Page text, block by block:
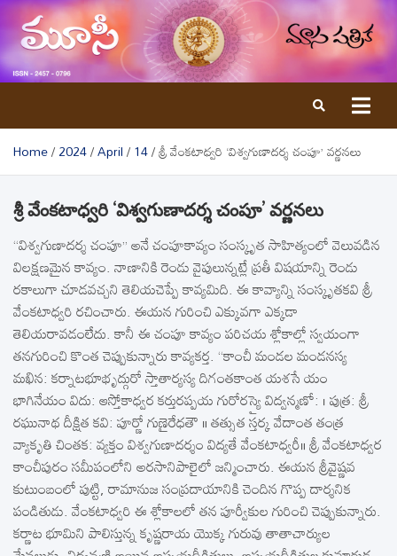
Skip
to
content
Home 2024 April 14 శ్రీ వేంకటాధ్వరి ‘విశ్వగుణాదర్శ చంపూ’ వర్ణనలు
శ్రీ వేంకటాధ్వరి ‘విశ్వగుణాదర్శ చంపూ’ వర్ణనలు
‘‘విశ్వగుణాదర్శ చంపూ’’ అనే చంపూకావ్యం సంస్కృత సాహిత్యంలో వెలువడిన
విలక్షణమైన కావ్యం. నాణానికి రెండు వైపులున్నట్లే ప్రతీ విషయాన్ని రెండు
రకాలుగా చూడవచ్చని తెలియచెప్పే కావ్యమిది. ఈ కావ్యాన్ని సంస్కృతకవి శ్రీ
వేంకటాధ్వరి రచించారు. ఈయన గురించి ఎక్కువగా ఎక్కడా
తెలియరావడంలేదు. కానీ ఈ చంపూ కావ్యం పరిచయ శ్లోకాల్లో స్వయంగా
తనగురించి కొంత చెప్పుకున్నారు కావ్యకర్త. ‘‘కాంచీ మండల మండనస్య
మఖిన: కర్నాటభూభృద్గురో స్తాతార్యస్య దిగంతకాంత యశసే యం
భాగినేయం విదు: ఆస్తోకాధ్వర కర్తురప్పయ గురోరస్యై విద్వన్మణో: । పుత్ర: శ్రీ
రఘునాథ దీక్షిత కవి: పూర్ణో గుణైరేధతౌ ॥ తత్సుత స్తర్క వేదాంత తంత్ర
వ్యాకృతి చింతక: వ్యక్తం విశ్వగుణాదర్శం విద్యతే వేంకటాధ్వరీ॥ శ్రీ వేంకటాధ్వర
కాంచీపురం సమీపంలోని అరసానిపాలైలో జన్మించారు. ఈయన శ్రీవైష్ణవ
కుటుంబంలో పుట్టి, రామానుజ సంప్రదాయానికి చెందిన గొప్ప దార్శనిక
పండితుడు. వేంకటాధ్వరి ఈ శ్లోకాలలో తన పూర్వీకుల గురించి చెప్పుకున్నారు.
కర్ణాట భూమిని పాలిస్తున్న కృష్ణరాయ యొక్క గురువు తాతాచార్యుల